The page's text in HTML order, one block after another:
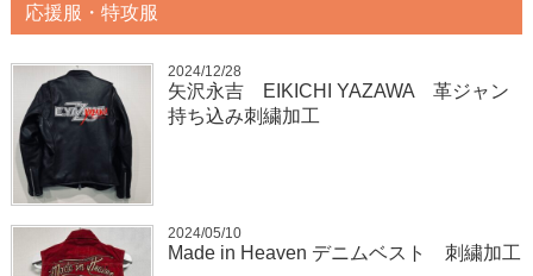
応援服・特攻服
2024/12/28
矢沢永吉 EIKICHI YAZAWA 革ジャン
持ち込み刺繍加工
2024/05/10
Made in Heaven デニムベスト 刺繍加工